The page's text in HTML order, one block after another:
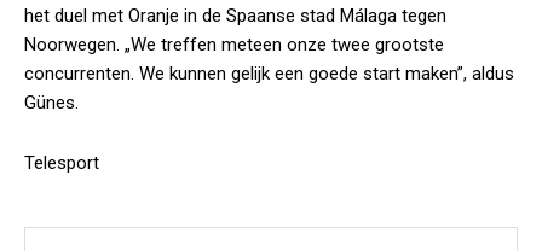
het duel met Oranje in de Spaanse stad Málaga tegen
Noorwegen. „We treffen meteen onze twee grootste
concurrenten. We kunnen gelijk een goede start maken”, aldus
Günes.
Telesport